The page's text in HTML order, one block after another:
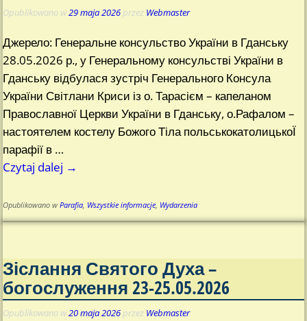
Opublikowano w29 maja 2026 przez Webmaster
Джерело: Генеральне консульство України в Гданську
28.05.2026 р., у Генеральному консульстві України в
Гданську відбулася зустріч Генерального Консула
України Світлани Криси із о. Тарасієм – капеланом
Православної Церкви України в Гданську, о.Рафалом –
настоятелем костелу Божого Тіла польськокатолицькоЇ
парафії в …
Czytaj dalej →
Opublikowano w Parafia Wszystkie informacje Wydarzenia
Зіслання Святого Духа –
богослуження 23-25.05.2026
Opublikowano w20 maja 2026 przez Webmaster